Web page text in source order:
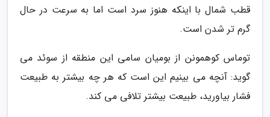
قطب شمال با اینکه هنوز سرد است اما به سرعت در حال
گرم تر شدن است.
توماس کوهمونن از بومیان سامی این منطقه از سوئد می
گوید: آنچه می بینیم این است که هر چه بیشتر به طبیعت
فشار بیاورید، طبیعت بیشتر تلافی می کند.